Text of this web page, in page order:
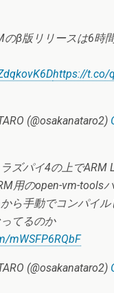
のβ版リリースは6時
https://t.co/
(@osakanataro2)
ズパイ4の上でARM
用のopen-vm-tools
ら手動でコンパイル
てるのか
mWSFP6RQbF
(@osakanataro2)